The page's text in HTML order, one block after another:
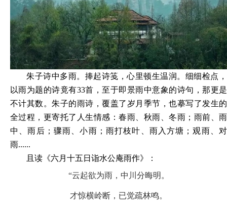
朱子诗中多雨。捧起诗笺，心里顿生温润。细细检点，
以雨为题的诗竟有33首，至于即景雨中意象的诗句，那更是
不计其数。朱子的雨诗，覆盖了岁月季节，也摹写了发生的
全过程，更寄托了人生情感：春雨、秋雨、冬雨；雨前、雨
中、雨后；骤雨、小雨；雨打枝叶、雨入方塘；观雨、对
雨......
且读《六月十五日诣水公庵雨作》：
“云起欲为雨，中川分晦明。
才惊横岭断，已觉疏林鸣。